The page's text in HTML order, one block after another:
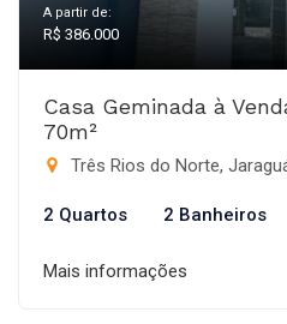
A partir de:
R$ 386.000
Casa Geminada à
70m²
Três Rios do Norte,
2 Quartos 2 Banheiros
Mais informações